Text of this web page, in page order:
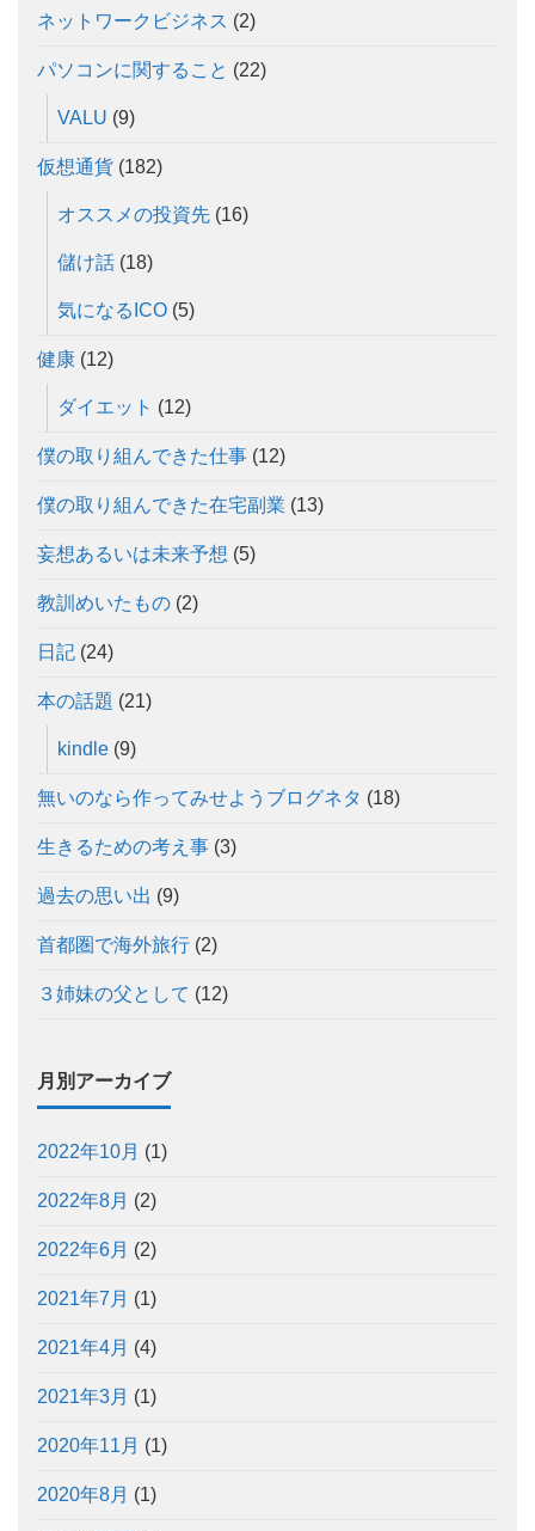
ネットワークビジネス (2)
パソコンに関すること (22)
VALU (9)
仮想通貨 (182)
オススメの投資先 (16)
儲け話 (18)
気になるICO (5)
健康 (12)
ダイエット (12)
僕の取り組んできた仕事 (12)
僕の取り組んできた在宅副業 (13)
妄想あるいは未来予想 (5)
教訓めいたもの (2)
日記 (24)
本の話題 (21)
kindle (9)
無いのなら作ってみせようブログネタ (18)
生きるための考え事 (3)
過去の思い出 (9)
首都圏で海外旅行 (2)
３姉妹の父として (12)
月別アーカイブ
2022年10月 (1)
2022年8月 (2)
2022年6月 (2)
2021年7月 (1)
2021年4月 (4)
2021年3月 (1)
2020年11月 (1)
2020年8月 (1)